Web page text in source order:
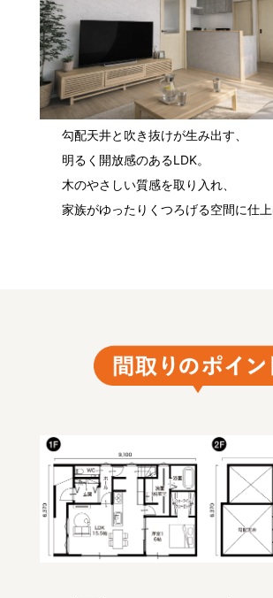
勾配天井と吹き抜けが生み出す、
明るく開放感のあるLDK。
木のやさしい質感を取り入れ、
家族がゆったりくつろげる空間に仕上